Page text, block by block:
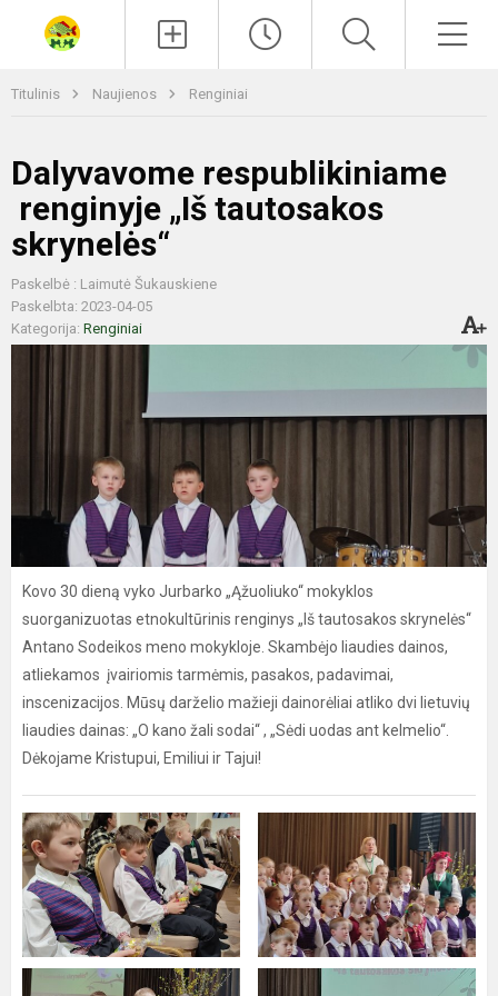
Titulinis Naujienos Renginiai
Dalyvavome respublikiniame
renginyje „Iš tautosakos
skrynelės“
Paskelbė : Laimutė Šukauskiene
Paskelbta: 2023-04-05
Kategorija: Renginiai
Kovo 30 dieną vyko Jurbarko „Ąžuoliuko“ mokyklos
suorganizuotas etnokultūrinis renginys „Iš tautosakos skrynelės“
Antano Sodeikos meno mokykloje. Skambėjo liaudies dainos,
atliekamos įvairiomis tarmėmis, pasakos, padavimai,
inscenizacijos. Mūsų darželio mažieji dainorėliai atliko dvi lietuvių
liaudies dainas: „O kano žali sodai“ , „Sėdi uodas ant kelmelio“.
Dėkojame Kristupui, Emiliui ir Tajui!